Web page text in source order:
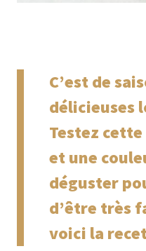
C’est de
délicieuses
Testez
et une
déguster
d’être très
voici la